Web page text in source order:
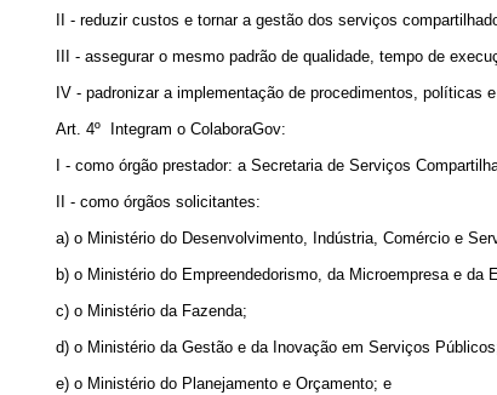
II - reduzir custos e tornar a gestão dos serviços
III - assegurar o mesmo padrão de qualidade, tempo de
IV - padronizar a implementação de procedimentos, políticas
Art. 4º Integram o ColaboraGov:
I - como órgão prestador: a Secretaria de Serviços
II - como órgãos solicitantes:
a) o Ministério do Desenvolvimento, Indústria, Comércio e
b) o Ministério do Empreendedorismo, da Microempresa e da
c) o Ministério da Fazenda;
d) o Ministério da Gestão e da Inovação em Serviços
e) o Ministério do Planejamento e Orçamento; e